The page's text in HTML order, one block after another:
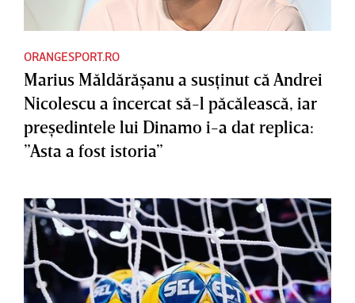
ORANGESPORT.RO
Marius Măldărăşanu a susţinut că Andrei
Nicolescu a încercat să-l păcălească, iar
preşedintele lui Dinamo i-a dat replica:
”Asta a fost istoria”